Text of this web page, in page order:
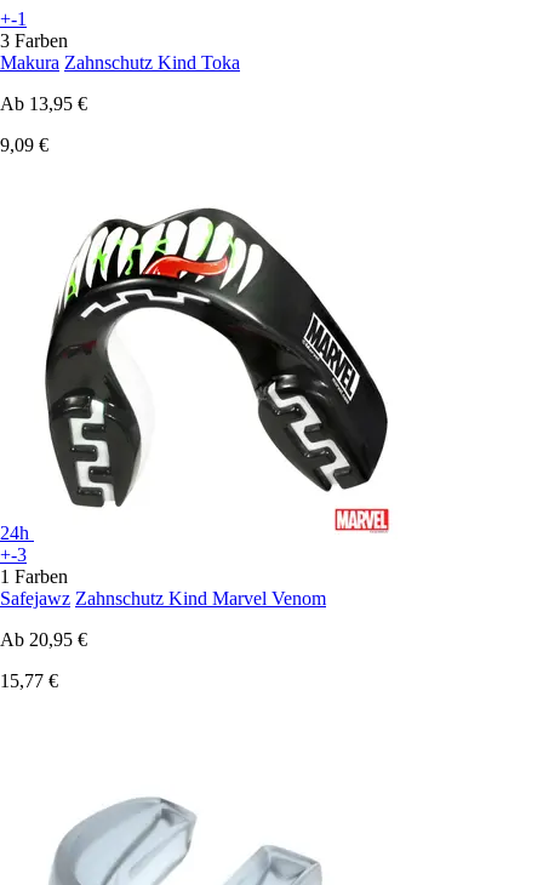
+-1
3 Farben
Makura Zahnschutz Kind Toka
Ab 13,95 €
9,09 €
24h
+-3
1 Farben
Safejawz Zahnschutz Kind Marvel Venom
Ab 20,95 €
15,77 €